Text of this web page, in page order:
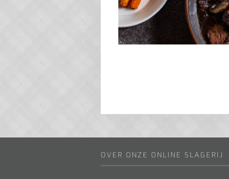
OVER ONZE ONLINE SLAGERIJ